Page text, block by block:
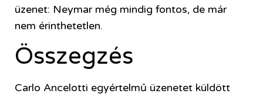
üzenet: Neymar még mindig fontos, de már
nem érinthetetlen.
Összegzés
Carlo Ancelotti egyértelmű üzenetet küldött